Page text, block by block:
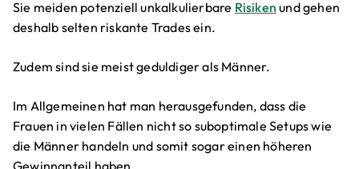
Sie meiden potenziell unkalkulierbare Risiken und gehen
deshalb selten riskante Trades ein.
Zudem sind sie meist geduldiger als Männer.
Im Allgemeinen hat man herausgefunden, dass die
Frauen in vielen Fällen nicht so suboptimale Setups wie
die Männer handeln und somit sogar einen höheren